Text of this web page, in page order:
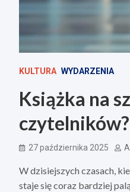
KULTURA WYDARZENIA
Książka na
czytelników?
27 października 2025
W dzisiejszych czasach,
staje się coraz bardziej